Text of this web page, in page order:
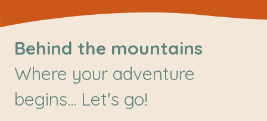
Behind the mountains
Where your adventure
begins... Let's go!